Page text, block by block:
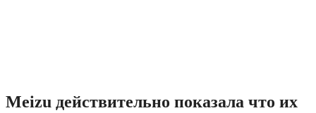
Meizu действительно показала что их